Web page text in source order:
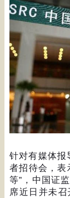
针对有媒体报
者招待会，表
等” ，中国证
席近日并未